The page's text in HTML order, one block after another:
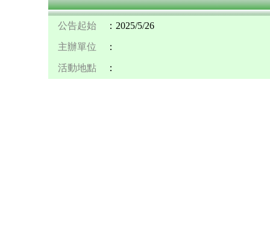
公告起始 ：2025/5/26
主辦單位 ：
活動地點 ：